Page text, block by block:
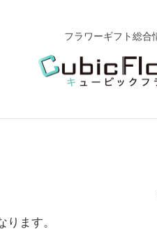
フラワーギフト総合
ます。